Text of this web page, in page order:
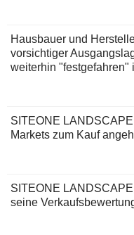
Hausbauer und
vorsichtiger
weiterhin "festgefahren"
SITEONE
Markets zum Kauf
SITEONE
seine